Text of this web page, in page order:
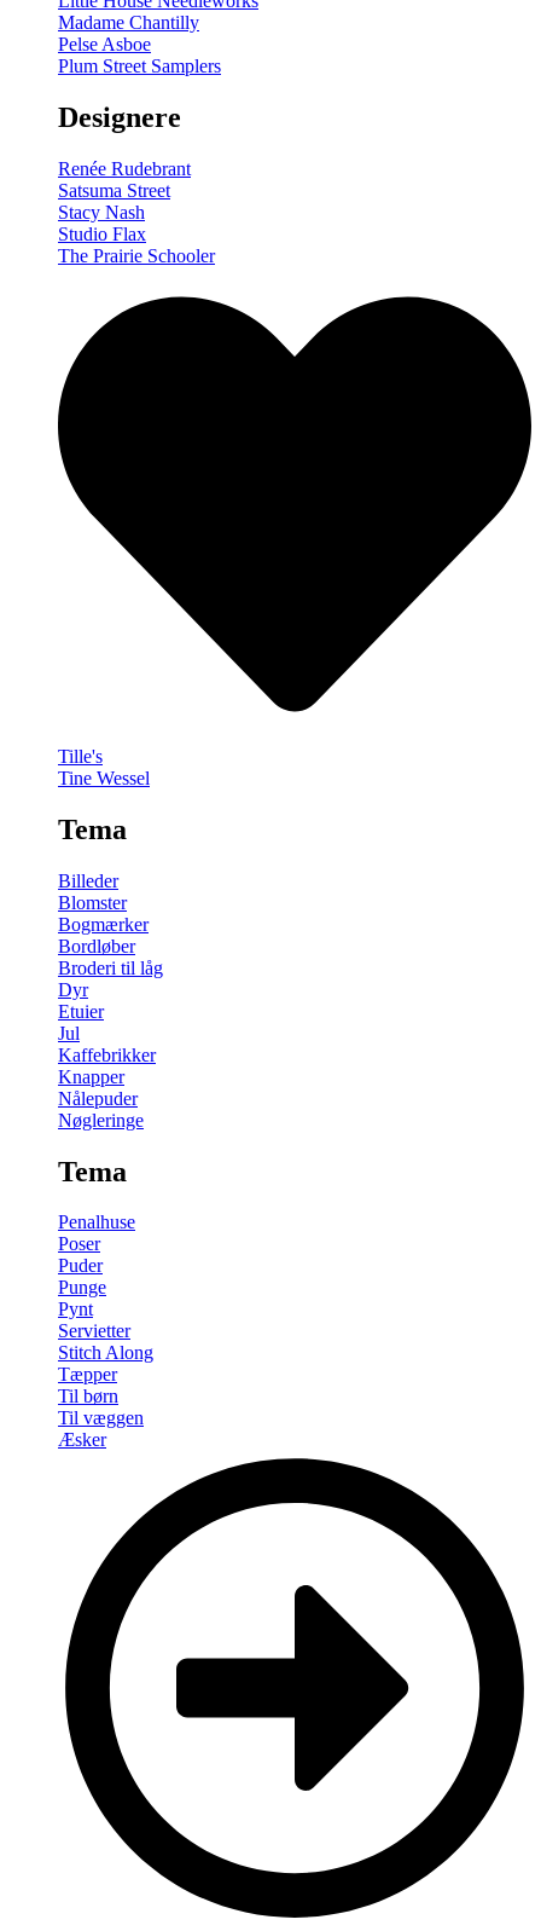
Madame Chantilly
Pelse Asboe
Plum Street Samplers
Designere
Renée Rudebrant
Satsuma Street
Stacy Nash
Studio Flax
The Prairie Schooler
Tille's
Tine Wessel
Tema
Billeder
Blomster
Bogmærker
Bordløber
Broderi til låg
Dyr
Etuier
Jul
Kaffebrikker
Knapper
Nålepuder
Nøgleringe
Tema
Penalhuse
Poser
Puder
Punge
Pynt
Servietter
Stitch Along
Tæpper
Til børn
Til væggen
Æsker